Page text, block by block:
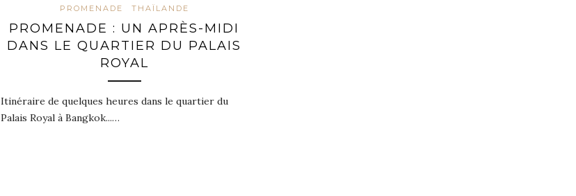
PROMENADE THAÏLANDE
PROMENADE : UN APRÈS-MIDI
DANS LE QUARTIER DU PALAIS
ROYAL
Itinéraire de quelques heures dans le quartier du
Palais Royal à Bangkok...…